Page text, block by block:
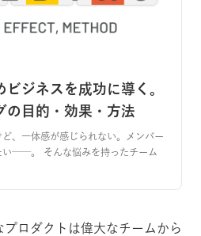
ジネスを成功に導く。
の目的・効果・方法
、一体感が感じられない。メンバー
い──。 そんな悩みを持ったチーム
ロダクトは偉大なチームから